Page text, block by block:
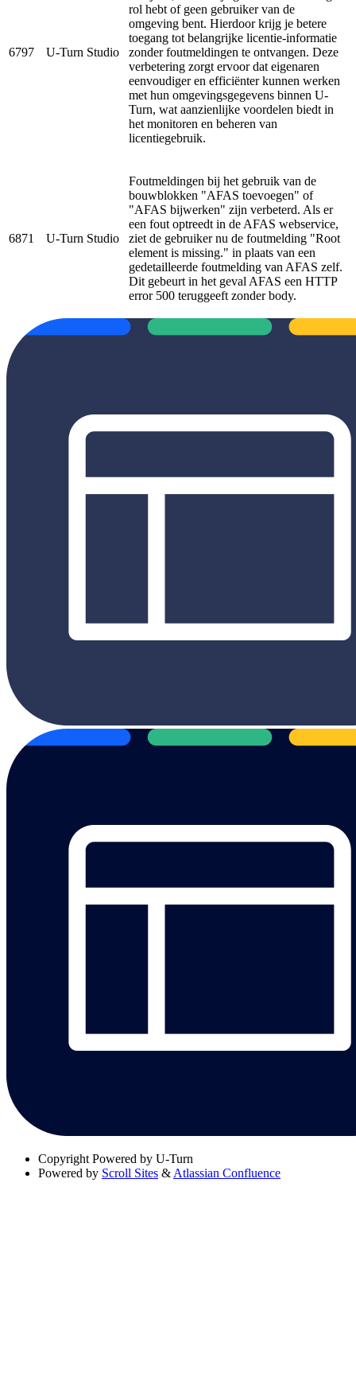
6797 U-Turn Studio
rol hebt of geen gebruiker van de
omgeving bent. Hierdoor krijg je betere
toegang tot belangrijke licentie-informatie
zonder foutmeldingen te ontvangen. Deze
verbetering zorgt ervoor dat eigenaren
eenvoudiger en efficiënter kunnen werken
met hun omgevingsgegevens binnen U-
Turn, wat aanzienlijke voordelen biedt in
het monitoren en beheren van
licentiegebruik.
6871 U-Turn Studio
Foutmeldingen bij het gebruik van de
bouwblokken "AFAS toevoegen" of
"AFAS bijwerken" zijn verbeterd. Als er
een fout optreedt in de AFAS webservice,
ziet de gebruiker nu de foutmelding "Root
element is missing." in plaats van een
gedetailleerde foutmelding van AFAS zelf.
Dit gebeurt in het geval AFAS een HTTP
error 500 teruggeeft zonder body.
Copyright Powered by U-Turn
Powered by Scroll Sites & Atlassian Confluence